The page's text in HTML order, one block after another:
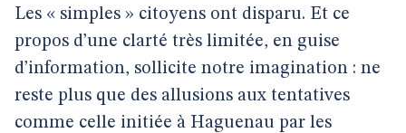
Les « simples » citoyens ont disparu. Et ce
propos d’une clarté très limitée, en guise
d’information, sollicite notre imagination : ne
reste plus que des allusions aux tentatives
comme celle initiée à Haguenau par les